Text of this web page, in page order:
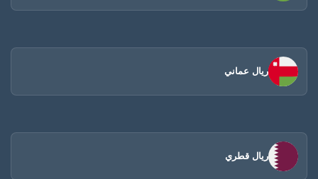
ريال عماني
ريال قطري